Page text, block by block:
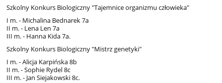
Szkolny Konkurs Biologiczny "Tajemnice organizmu człowieka"
I m. - Michalina Bednarek 7a
II m. - Lena Len 7a
III m. - Hanna Kida 7a.
Szkolny Konkurs Biologiczny "Mistrz genetyki"
I m. - Alicja Karpińska 8b
II m. - Sophie Rydel 8c
III m. - Jan Siejakowski 8c.